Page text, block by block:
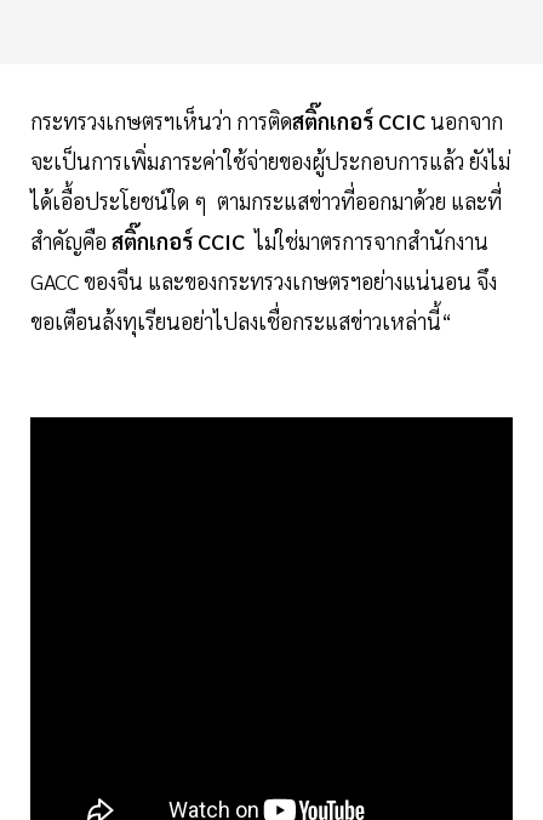
กระทรวงเกษตรฯเห็นว่า การติดสติ๊กเกอร์ CCICนอกจาก
จะเป็นการเพิ่มภาระค่าใช้จ่ายของผู้ประกอบการแล้ว ยังไม่
ได้เอื้อประโยชน์ใด ๆ ตามกระแสข่าวที่ออกมาด้วย และที่
สำคัญคือ สติ๊กเกอร์ CCIC ไม่ใช่มาตรการจากสำนักงาน
GACC ของจีน และของกระทรวงเกษตรฯอย่างแน่นอน จึง
ขอเตือนล้งทุเรียนอย่าไปลงเชื่อกระแสข่าวเหล่านี้“